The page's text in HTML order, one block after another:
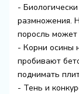
-
размножения.
поросль может
- Корни осины
пробивают
поднимать
- Тень и